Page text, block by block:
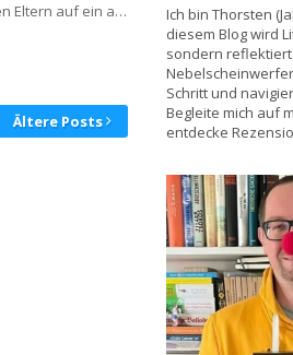
Eltern auf ein a…
Ältere Posts
Ich bin Thorsten
diesem Blog wird
sondern
Schritt und
Begleite mich auf
entdecke